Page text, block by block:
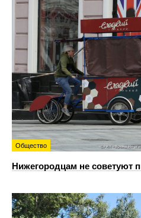
Общество
Нижегородцам не советуют